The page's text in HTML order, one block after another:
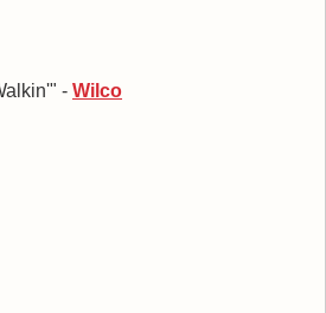
- Wilco